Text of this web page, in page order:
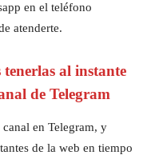
en el teléfono
atenderte.
al instante
de Telegram
en Telegram, y
de la web en tiempo